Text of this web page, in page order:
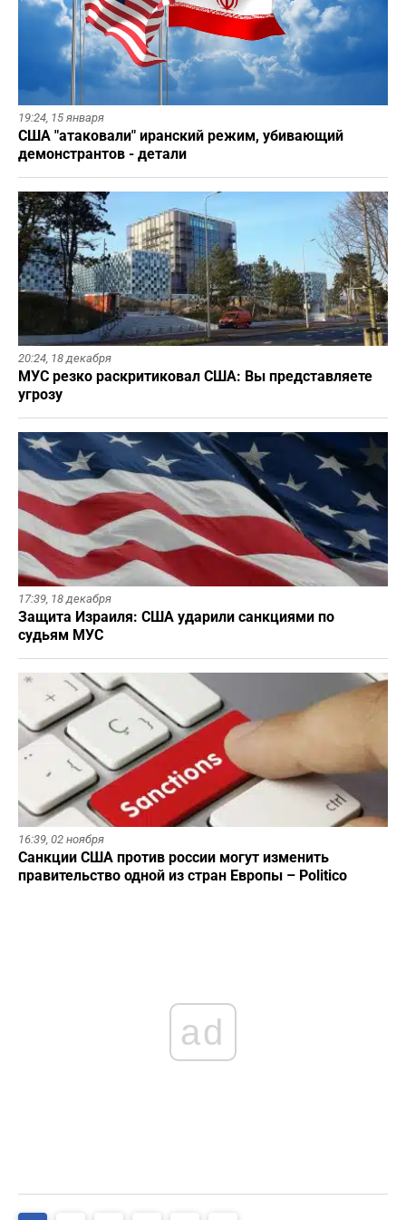
19:24, 15 января
США "атаковали" иранский режим, убивающий
демонстрантов - детали
20:24, 18 декабря
МУС резко раскритиковал США: Вы представляете
угрозу
17:39, 18 декабря
Защита Израиля: США ударили санкциями по
судьям МУС
16:39, 02 ноября
Санкции США против россии могут изменить
правительство одной из стран Европы – Politico
ad